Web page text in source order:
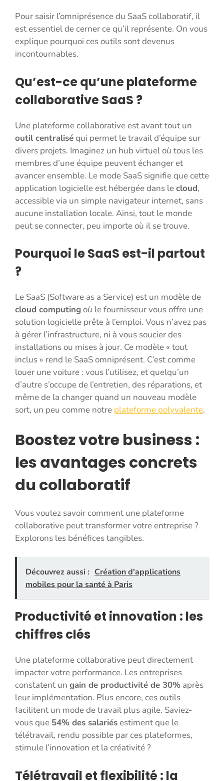
Pour saisir l’omniprésence du SaaS collaboratif, il
est essentiel de cerner ce qu’il représente. On vous
explique pourquoi ces outils sont devenus
incontournables.
Qu’est-ce qu’une plateforme
collaborative SaaS ?
Une plateforme collaborative est avant tout un
outil centraliséqui permet le travail d’équipe sur
divers projets. Imaginez un hub virtuel où tous les
membres d’une équipe peuvent échanger et
avancer ensemble. Le mode SaaS signifie que cette
application logicielle est hébergée dans lecloud,
accessible via un simple navigateur internet, sans
aucune installation locale. Ainsi, tout le monde
peut se connecter, peu importe où il se trouve.
Pourquoi le SaaS est-il partout
?
Le SaaS (Software as a Service) est un modèle de
cloud computingoù le fournisseur vous offre une
solution logicielle prête à l’emploi. Vous n’avez pas
à gérer l’infrastructure, ni à vous soucier des
installations ou mises à jour. Ce modèle « tout
inclus » rend le SaaS omniprésent. C’est comme
louer une voiture : vous l’utilisez, et quelqu’un
d’autre s’occupe de l’entretien, des réparations, et
même de la changer quand un nouveau modèle
sort, un peu comme notre plateforme polyvalente.
Boostez votre business :
les avantages concrets
du collaboratif
Vous voulez savoir comment une plateforme
collaborative peut transformer votre entreprise ?
Explorons les bénéfices tangibles.
Découvrez aussi : Création d'applications
mobiles pour la santé à Paris
Productivité et innovation : les
chiffres clés
Une plateforme collaborative peut directement
impacter votre performance. Les entreprises
constatent un gain de productivité de 30% après
leur implémentation. Plus encore, ces outils
facilitent un mode de travail plus agile. Saviez-
vous que 54% des salariésestiment que le
télétravail, rendu possible par ces plateformes,
stimule l’innovation et la créativité ?
Télétravail et flexibilité : la